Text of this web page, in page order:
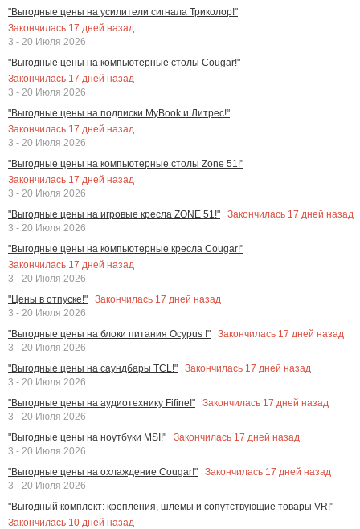
"Выгодные цены на усилители сигнала Триколор!"
Закончилась 17 дней назад
3 - 20 Июля 2026
"Выгодные цены на компьютерные столы Cougar!"
Закончилась 17 дней назад
3 - 20 Июля 2026
"Выгодные цены на подписки MyBook и Литрес!"
Закончилась 17 дней назад
3 - 20 Июля 2026
"Выгодные цены на компьютерные столы Zone 51!"
Закончилась 17 дней назад
3 - 20 Июля 2026
"Выгодные цены на игровые кресла ZONE 51!"
Закончилась 17 дней назад
3 - 20 Июля 2026
"Выгодные цены на компьютерные кресла Cougar!"
Закончилась 17 дней назад
3 - 20 Июля 2026
"Цены в отпуске!"
Закончилась 17 дней назад
3 - 20 Июля 2026
"Выгодные цены на блоки питания Ocypus !"
Закончилась 17 дней назад
3 - 20 Июля 2026
"Выгодные цены на саундбары TCL!"
Закончилась 17 дней назад
3 - 20 Июля 2026
"Выгодные цены на аудиотехнику Fifine!"
Закончилась 17 дней назад
3 - 20 Июля 2026
"Выгодные цены на ноутбуки MSI!"
Закончилась 17 дней назад
3 - 20 Июля 2026
"Выгодные цены на охлаждение Cougar!"
Закончилась 17 дней назад
3 - 20 Июля 2026
"Выгодный комплект: крепления, шлемы и сопутствующие товары VR!"
Закончилась 10 дней назад